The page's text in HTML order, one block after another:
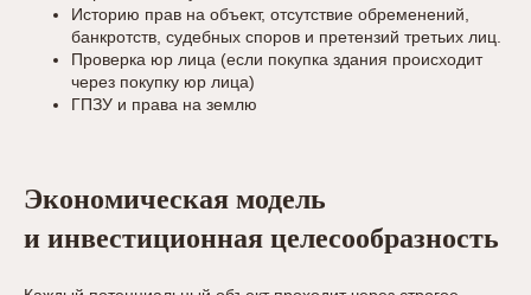
Историю прав на объект, отсутствие обременений,
банкротств, судебных споров и претензий третьих лиц.
Проверка юр лица (если покупка здания происходит
через покупку юр лица)
ГПЗУ и права на землю
Экономическая модель
и инвестиционная целесообразность